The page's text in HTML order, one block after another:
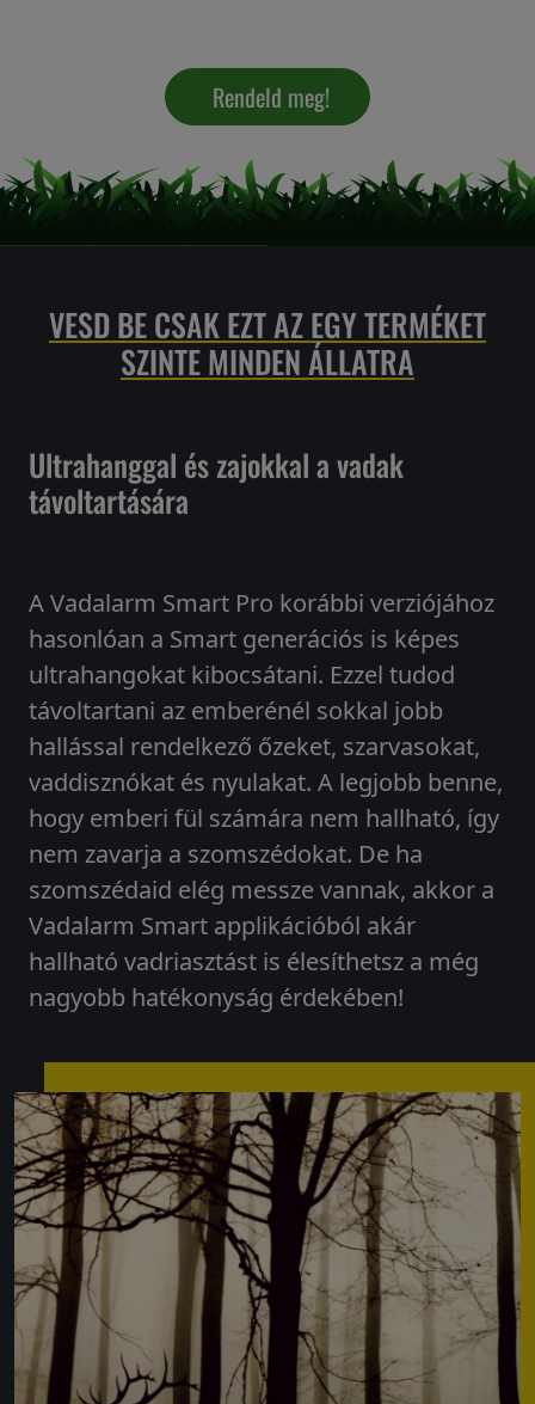
Rendeld meg!
VESD BE CSAK EZT AZ EGY TERMÉKET
SZINTE MINDEN ÁLLATRA
Ultrahanggal és zajokkal a vadak
távoltartására
A Vadalarm Smart Pro korábbi verziójához
hasonlóan a Smart generációs is képes
ultrahangokat kibocsátani. Ezzel tudod
távoltartani az emberénél sokkal jobb
hallással rendelkező őzeket, szarvasokat,
vaddisznókat és nyulakat. A legjobb benne,
hogy emberi fül számára nem hallható, így
nem zavarja a szomszédokat. De ha
szomszédaid elég messze vannak, akkor a
Vadalarm Smart applikációból akár
hallható vadriasztást is élesíthetsz a még
nagyobb hatékonyság érdekében!